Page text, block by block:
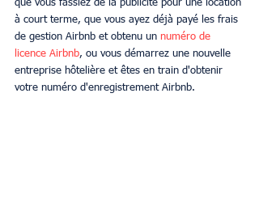
que vous fassiez de la publicité pour une location
à court terme, que vous ayez déjà payé les frais
de gestion Airbnb et obtenu un numéro de
licence Airbnb, ou vous démarrez une nouvelle
entreprise hôtelière et êtes en train d'obtenir
votre numéro d'enregistrement Airbnb.